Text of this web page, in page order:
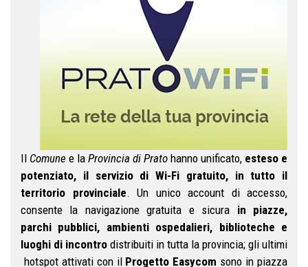
Il Comune e la Provincia di Prato hanno unificato, esteso e
potenziato, il servizio di Wi-Fi gratuito, in tutto il
territorio provinciale. Un unico account di accesso,
consente la navigazione gratuita e sicura in piazze,
parchi pubblici, ambienti ospedalieri, biblioteche e
luoghi di incontro distribuiti in tutta la provincia; gli ultimi
hotspot attivati con il Progetto Easycom sono in piazza